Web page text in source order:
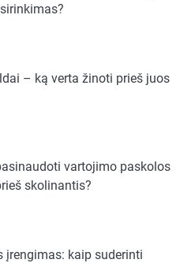
– ką verta žinoti prieš juos
vartojimo paskolos
skolinantis?
įrengimas: kaip suderinti